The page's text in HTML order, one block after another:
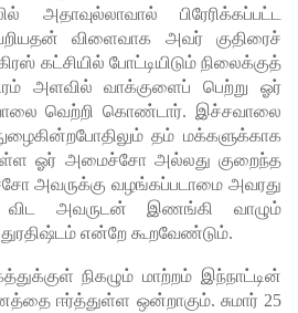
அதாவுல்லாவால் பிரேரிக்கப்பட்ட
விளைவாக அவர் குதிரைச்
கட்சியில் போட்டியிடும் நிலைக்குத்
அளவில் வாக்குளைப் பெற்று ஓர்
வெற்றி கொண்டார். இச்சவாலை
தம் மக்களுக்காக
ஓர் அமைச்சோ அல்லது குறைந்த
அவருக்கு வழங்கப்படாமை அவரது
அவருடன் இணங்கி வாழும்
என்றே கூறவேண்டும்.
நிகழும் மாற்றம் இந்நாட்டின்
ஈர்த்துள்ள ஒன்றாகும். சுமார் 25